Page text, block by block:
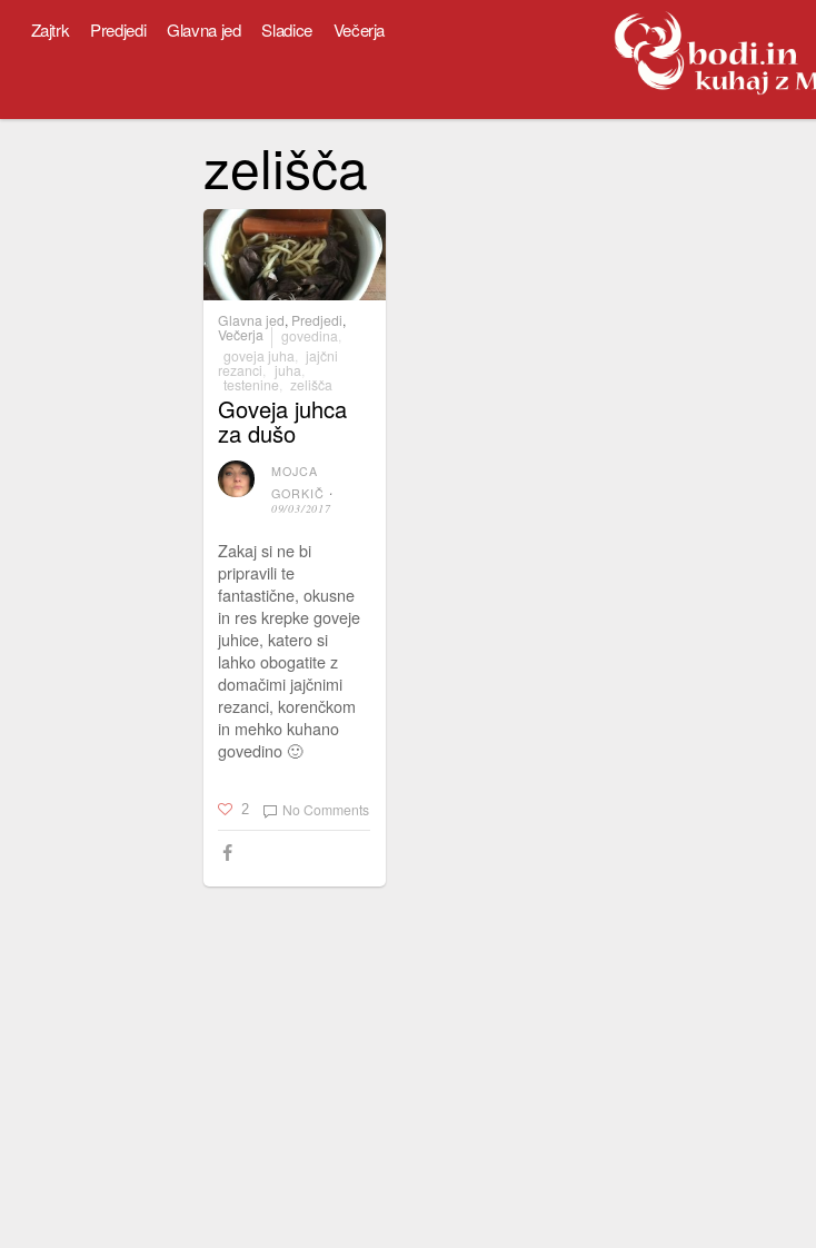
Zajtrk Predjedi Glavna jed Sladice Večerja
zelišča
Glavna jed, Predjedi,
Večerja govedina
goveja juha
jajčni
rezanci , juha
testenine zelišča
Goveja juhca
za dušo
MOJCA
GORKIČ ⋅
09/03/2017
Zakaj si ne bi
pripravili te
fantastične, okusne
in res krepke goveje
juhice, katero si
lahko obogatite z
domačimi jajčnimi
rezanci, korenčkom
in mehko kuhano
govedino 🙂
2 No Comments